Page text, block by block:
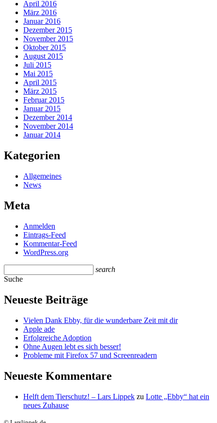
April 2016
März 2016
Januar 2016
Dezember 2015
November 2015
Oktober 2015
August 2015
Juli 2015
Mai 2015
April 2015
März 2015
Februar 2015
Januar 2015
Dezember 2014
November 2014
Januar 2014
Kategorien
Allgemeines
News
Meta
Anmelden
Eintrags-Feed
Kommentar-Feed
WordPress.org
search
Suche
Neueste Beiträge
Vielen Dank Ebby, für die wunderbare Zeit mit dir
Apple ade
Erfolgreiche Adoption
Ohne Augen lebt es sich besser!
Probleme mit Firefox 57 und Screenreadern
Neueste Kommentare
Helft dem Tierschutz! – Lars Lippek zu Lotte „Ebby“ hat ein
neues Zuhause